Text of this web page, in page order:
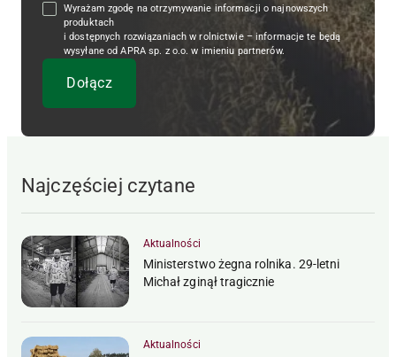
Wyrażam zgodę na otrzymywanie informacji o najnowszych
produktach
i dostępnych rozwiązaniach w rolnictwie – informacje te będą
wysyłane od APRA sp. z o.o. w imieniu partnerów.
Najczęściej czytane
Aktualności
Ministerstwo żegna rolnika. 29-letni
Michał zginął tragicznie
Aktualności